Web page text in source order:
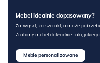
Mebel idealnie dopasowany?
Za wąski, za szeroki, a może
Zrobimy mebel dokładnie taki,
Meble personalizowane